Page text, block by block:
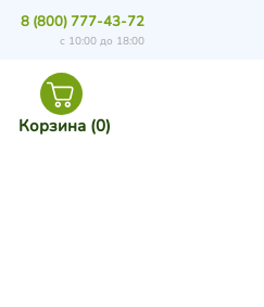
Корзина (0)
8 (800) 777-43-72
с 10:00 до 18:00